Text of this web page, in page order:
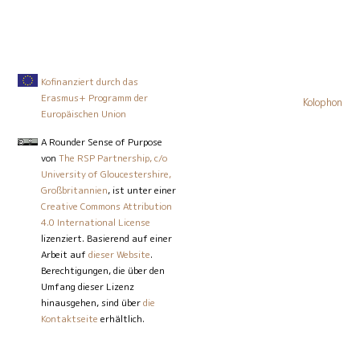
Siehe Beispielaktivitäten
Entscheidungsfreudigkeit
Wasser und Sanitäreinrichtungen
Kofinanziert durch das
Erasmus+ Programm der
Europäischen Union
A Rounder Sense of Purpose
vonThe RSP Partnership, c/o
University of Gloucestershire,
Großbritannien, ist unter einer
Creative Commons Attribution
4.0 International License
lizenziert. Basierend auf einer
Arbeit aufdieser Website.
Berechtigungen, die über den
Umfang dieser Lizenz
hinausgehen, sind überdie
Kontaktseite erhältlich.
Kolophon